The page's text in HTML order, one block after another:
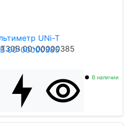
00-00000385
В наличии